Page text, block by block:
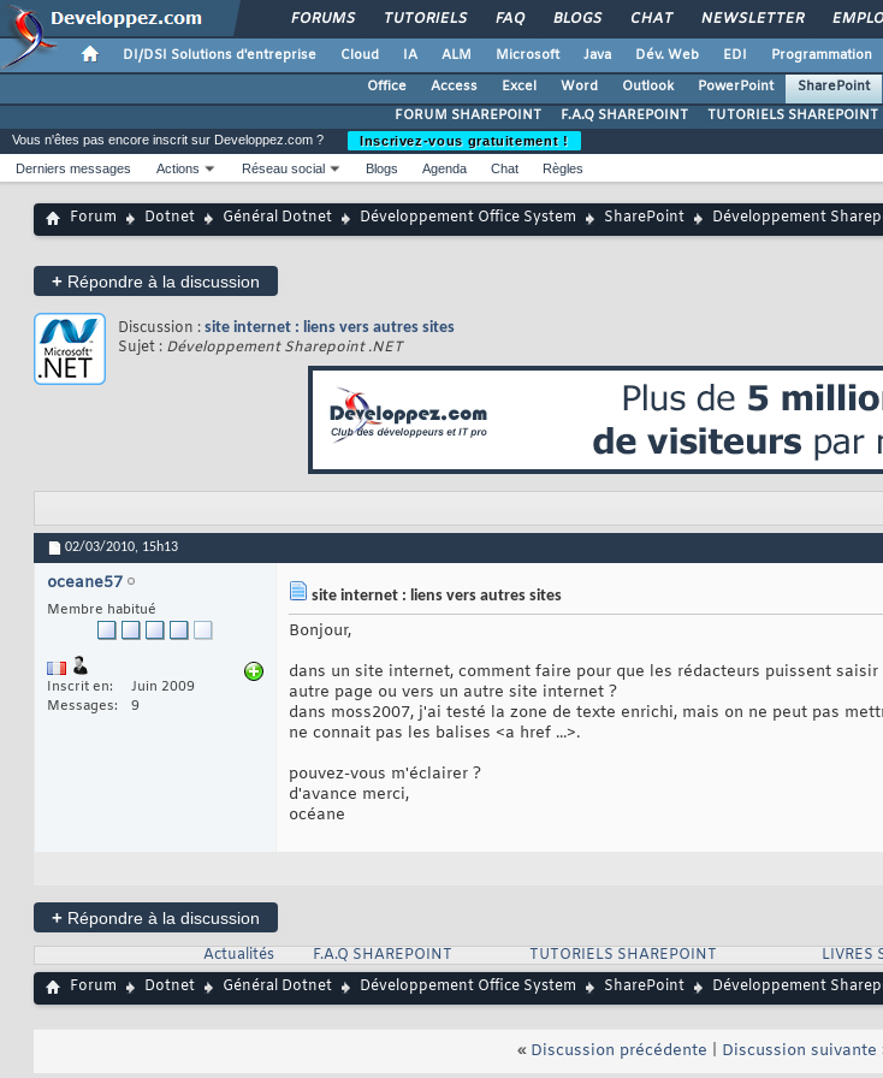
FORUMS TUTORIELS FAQ BLOGS CHAT NEWSLETTER
DI/DSI Solutions d'entreprise Cloud IA ALM Microsoft Java Dév. Web EDI Programmation
Office
Access Excel Word Outlook PowerPoint SharePoint
FORUM SHAREPOINT
F.A.Q SHAREPOINT TUTORIELS SHAREPOINT
Vous n'êtes pas encore inscrit sur Developpez.com ?
Inscrivez-vous gratuitement !
Derniers messages
Actions Réseau social Blogs Agenda Chat Règles
Forum Dotnet Général Dotnet Développement Office System SharePoint Développement
+ Répondre à la discussion
Discussion : site internet : liens vers autres sites
Sujet : Développement Sharepoint .NET
02/03/2010, 15h13
oceane57
Membre habitué
Inscrit en
Juin 2009
Messages
9
site internet : liens vers autres sites
Bonjour,
dans un site internet, comment faire pour que les rédacteurs puissent
autre page ou vers un autre site internet ?
dans moss2007, j'ai testé la zone de texte enrichi, mais on ne peut pas
ne connait pas les balises <a href ...>.
pouvez-vous m'éclairer ?
d'avance merci,
océane
+ Répondre à la discussion
Actualités
F.A.Q SHAREPOINT TUTORIELS SHAREPOINT LIVRES
Forum
Dotnet Général Dotnet Développement Office System SharePoint Développement
« Discussion précédente Discussion suivante